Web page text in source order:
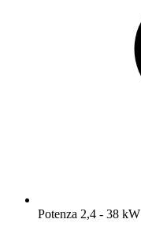
Potenza 2,4 - 38 kW